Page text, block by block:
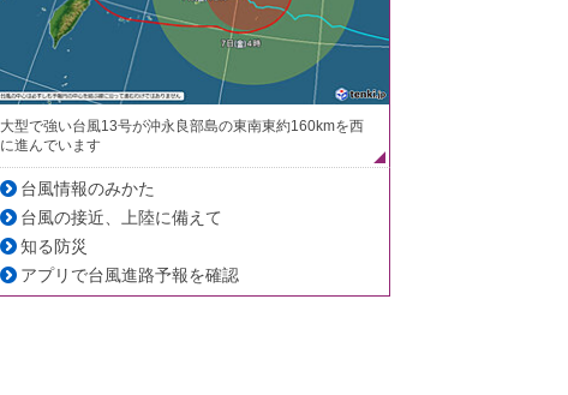
大型で強い台風13号が沖永良部島の東南東約160kmを西
に進んでいます
台風情報のみかた
台風の接近、上陸に備えて
知る防災
アプリで台風進路予報を確認